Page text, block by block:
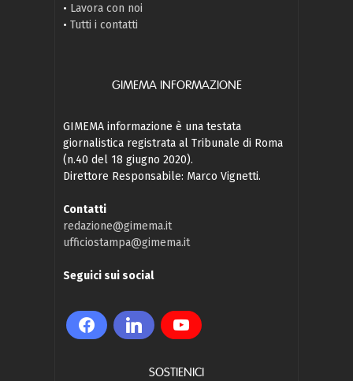
• Lavora con noi
• Tutti i contatti
GIMEMA INFORMAZIONE
GIMEMA informazione è una testata
giornalistica registrata al Tribunale di Roma
(n.40 del 18 giugno 2020).
Direttore Responsabile: Marco Vignetti.
Contatti
redazione@gimema.it
ufficiostampa@gimema.it
Seguici sui social
SOSTIENICI